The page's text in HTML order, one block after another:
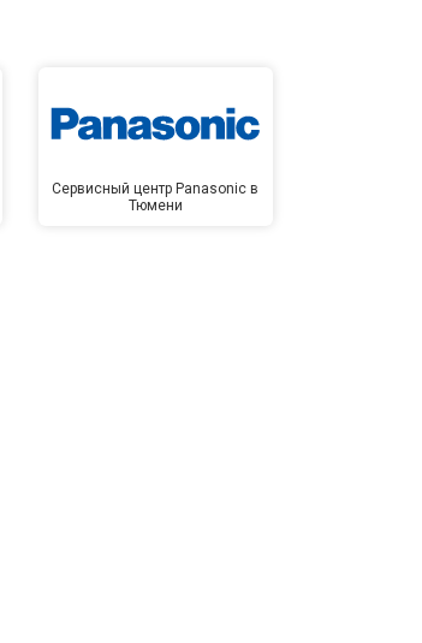
Сервисный центр Panasonic в
Тюмени